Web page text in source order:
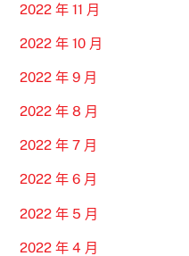
2022 年 11 月
2022 年 10 月
2022 年 9 月
2022 年 8 月
2022 年 7 月
2022 年 6 月
2022 年 5 月
2022 年 4 月